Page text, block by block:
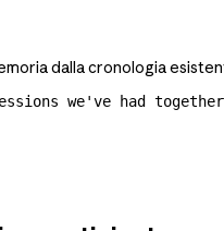
dalla cronologia
we've had